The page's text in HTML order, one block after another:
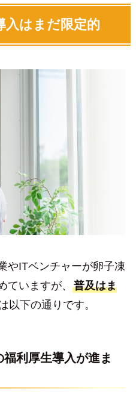
入はまだ限定的
やITベンチャーが卵子凍
ていますが、 普及はま
以下の通りです。
利厚生導入が進ま